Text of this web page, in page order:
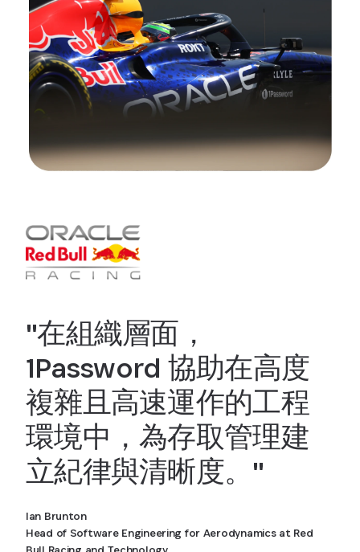
"在組織層面，
1Password 協助在高度
複雜且高速運作的工程
環境中，為存取管理建
立紀律與清晰度。"
Ian Brunton
Head of Software Engineering for Aerodynamics at Red